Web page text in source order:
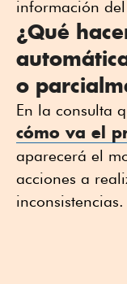
información
¿Qué
o
En la consulta
cómo va el
aparecerá el
acciones a